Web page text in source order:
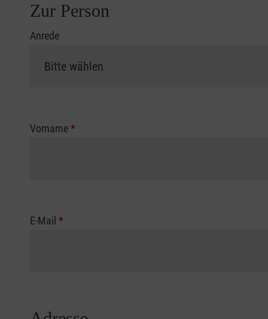
Zur Person
Anrede
Vorname*
E-Mail *